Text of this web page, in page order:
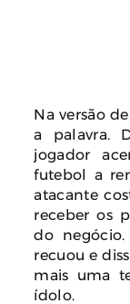
Na versão
a palavra.
jogador
futebol a
atacante
receber os
do
recuou e
mais uma
ídolo.